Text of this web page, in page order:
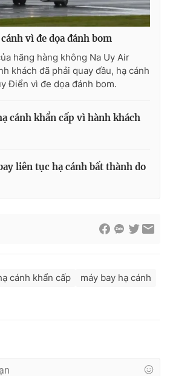
VTV
in và báo điện tử số 483/GP-BTTTT
Thị Mỹ Hạnh, Phạm Quốc Thắng,
024.66 897 897
vì đe dọa đánh bom
hãng hàng không Na Uy Air
khách đã phải quay đầu, hạ cánh
Điển vì đe dọa đánh bom.
cánh khẩn cấp vì hành khách
liên tục hạ cánh bất thành do
cánh khẩn cấp
máy bay hạ cánh